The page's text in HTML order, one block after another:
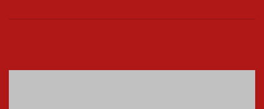
os funcionários